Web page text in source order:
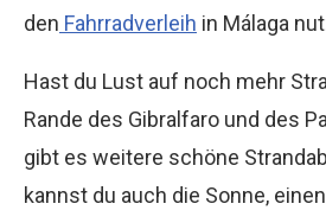
den Fahrradverleih in Málaga
Hast du Lust auf noch mehr
Rande des Gibralfaro und des
gibt es weitere schöne
kannst du auch die Sonne,